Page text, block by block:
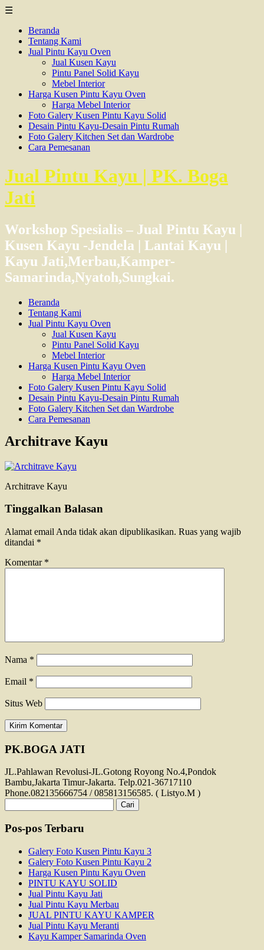
☰
Beranda
Tentang Kami
Jual Pintu Kayu Oven
Jual Kusen Kayu
Pintu Panel Solid Kayu
Mebel Interior
Harga Kusen Pintu Kayu Oven
Harga Mebel Interior
Foto Galery Kusen Pintu Kayu Solid
Desain Pintu Kayu-Desain Pintu Rumah
Foto Galery Kitchen Set dan Wardrobe
Cara Pemesanan
Jual Pintu Kayu | PK. Boga
Jati
Workshop Spesialis – Jual Pintu Kayu |
Kusen Kayu -Jendela | Lantai Kayu |
Kayu Jati,Merbau,Kamper-
Samarinda,Nyatoh,Sungkai.
Beranda
Tentang Kami
Jual Pintu Kayu Oven
Jual Kusen Kayu
Pintu Panel Solid Kayu
Mebel Interior
Harga Kusen Pintu Kayu Oven
Harga Mebel Interior
Foto Galery Kusen Pintu Kayu Solid
Desain Pintu Kayu-Desain Pintu Rumah
Foto Galery Kitchen Set dan Wardrobe
Cara Pemesanan
Architrave Kayu
Architrave Kayu
Tinggalkan Balasan
Alamat email Anda tidak akan dipublikasikan. Ruas yang wajib
ditandai *
Komentar *
Nama *
Email *
Situs Web
PK.BOGA JATI
JL.Pahlawan Revolusi-JL.Gotong Royong No.4,Pondok
Bambu,Jakarta Timur-Jakarta. Telp.021-36717110
Phone.082135666754 / 085813156585. ( Listyo.M )
untuk:
Pos-pos Terbaru
Galery Foto Kusen Pintu Kayu 3
Galery Foto Kusen Pintu Kayu 2
Harga Kusen Pintu Kayu Oven
PINTU KAYU SOLID
Jual Pintu Kayu Jati
Jual Pintu Kayu Merbau
JUAL PINTU KAYU KAMPER
Jual Pintu Kayu Meranti
Kayu Kamper Samarinda Oven